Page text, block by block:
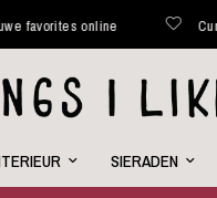
Curated with love
SIERADEN